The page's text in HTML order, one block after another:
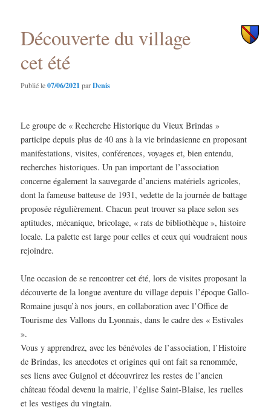
Découverte du village
cet été
Publié le07/06/2021 parDenis
Le groupe de « Recherche Historique du Vieux Brindas »
participe depuis plus de 40 ans à la vie brindasienne en proposant
manifestations, visites, conférences, voyages et, bien entendu,
recherches historiques. Un pan important de l’association
concerne également la sauvegarde d’anciens matériels agricoles,
dont la fameuse batteuse de 1931, vedette de la journée de battage
proposée régulièrement. Chacun peut trouver sa place selon ses
aptitudes, mécanique, bricolage, « rats de bibliothèque », histoire
locale. La palette est large pour celles et ceux qui voudraient nous
rejoindre.
Une occasion de se rencontrer cet été, lors de visites proposant la
découverte de la longue aventure du village depuis l’époque Gallo-
Romaine jusqu’à nos jours, en collaboration avec l’Office de
Tourisme des Vallons du Lyonnais, dans le cadre des « Estivales
».
Vous y apprendrez, avec les bénévoles de l’association, l’Histoire
de Brindas, les anecdotes et origines qui ont fait sa renommée,
ses liens avec Guignol et découvrirez les restes de l’ancien
château féodal devenu la mairie, l’église Saint-Blaise, les ruelles
et les vestiges du vingtain.